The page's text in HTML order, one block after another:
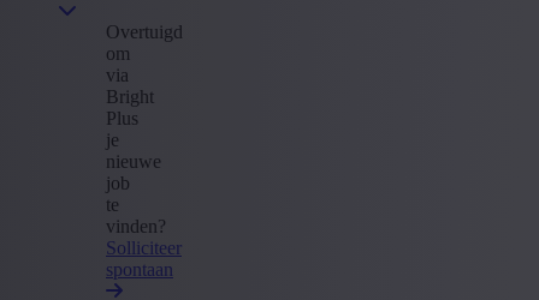
Overtuigd
om
via
Bright
Plus
je
nieuwe
job
te
vinden?
Solliciteer
spontaan